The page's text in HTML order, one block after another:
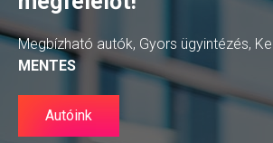
Megbízható autók, Gyors ügyintézés,
MENTES
Autóink